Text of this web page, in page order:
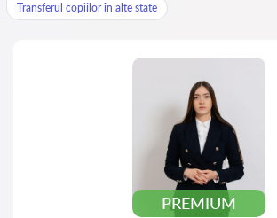
Transferul copiilor în alte state
PREMIUM